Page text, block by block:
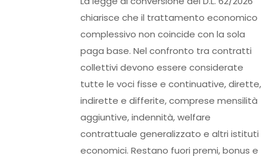
chiarisce che il trattamento economico
complessivo non coincide con la sola
paga base. Nel confronto tra contratti
collettivi devono essere considerate
tutte le voci fisse e continuative, dirette,
indirette e differite, comprese mensilità
aggiuntive, indennità, welfare
contrattuale generalizzato e altri istituti
economici. Restano fuori premi, bonus e